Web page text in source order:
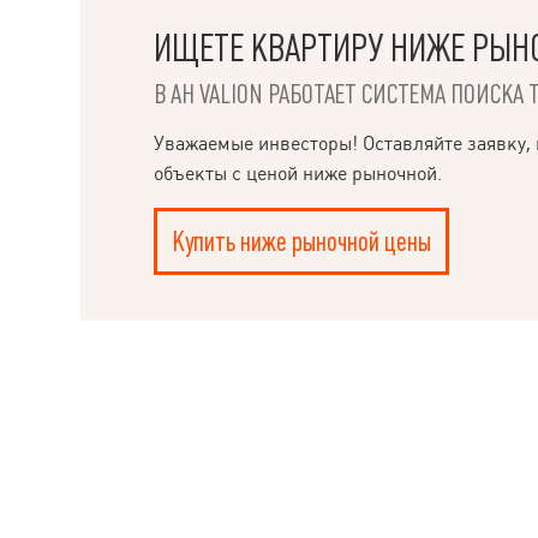
ИЩЕТЕ КВАРТИРУ НИЖЕ
В АН VALION РАБОТАЕТ СИСТЕМА ПОИСКА
Уважаемые инвесторы! Оставляйте
объекты с ценой ниже рыночной.
Купить ниже рыночной цены
РУКОВОДИТЕЛЮ